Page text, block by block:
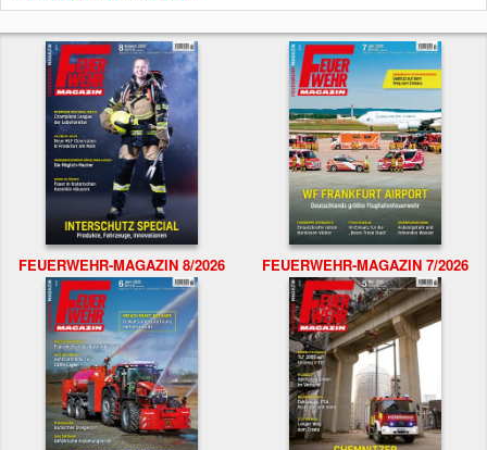
FEUERWEHR-MAGAZIN 8/2026 FEUERWEHR-MAGAZIN 7/2026